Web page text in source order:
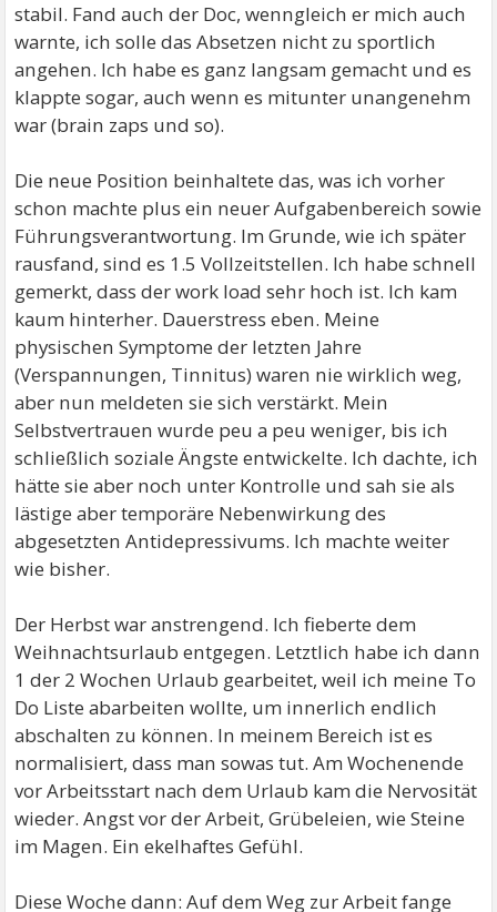
stabil. Fand auch der Doc, wenngleich er mich auch
warnte, ich solle das Absetzen nicht zu sportlich
angehen. Ich habe es ganz langsam gemacht und es
klappte sogar, auch wenn es mitunter unangenehm
war (brain zaps und so).
Die neue Position beinhaltete das, was ich vorher
schon machte plus ein neuer Aufgabenbereich sowie
Führungsverantwortung. Im Grunde, wie ich später
rausfand, sind es 1.5 Vollzeitstellen. Ich habe schnell
gemerkt, dass der work load sehr hoch ist. Ich kam
kaum hinterher. Dauerstress eben. Meine
physischen Symptome der letzten Jahre
(Verspannungen, Tinnitus) waren nie wirklich weg,
aber nun meldeten sie sich verstärkt. Mein
Selbstvertrauen wurde peu a peu weniger, bis ich
schließlich soziale Ängste entwickelte. Ich dachte, ich
hätte sie aber noch unter Kontrolle und sah sie als
lästige aber temporäre Nebenwirkung des
abgesetzten Antidepressivums. Ich machte weiter
wie bisher.
Der Herbst war anstrengend. Ich fieberte dem
Weihnachtsurlaub entgegen. Letztlich habe ich dann
1 der 2 Wochen Urlaub gearbeitet, weil ich meine To
Do Liste abarbeiten wollte, um innerlich endlich
abschalten zu können. In meinem Bereich ist es
normalisiert, dass man sowas tut. Am Wochenende
vor Arbeitsstart nach dem Urlaub kam die Nervosität
wieder. Angst vor der Arbeit, Grübeleien, wie Steine
im Magen. Ein ekelhaftes Gefühl.
Diese Woche dann: Auf dem Weg zur Arbeit fange